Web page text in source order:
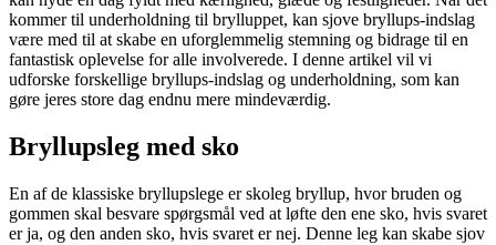
kommer til underholdning til brylluppet, kan sjove bryllups-indslag
være med til at skabe en uforglemmelig stemning og bidrage til en
fantastisk oplevelse for alle involverede. I denne artikel vil vi
udforske forskellige bryllups-indslag og underholdning, som kan
gøre jeres store dag endnu mere mindeværdig.
Bryllupsleg med sko
En af de klassiske bryllupslege er skoleg bryllup, hvor bruden og
gommen skal besvare spørgsmål ved at løfte den ene sko, hvis svaret
er ja, og den anden sko, hvis svaret er nej. Denne leg kan skabe sjov